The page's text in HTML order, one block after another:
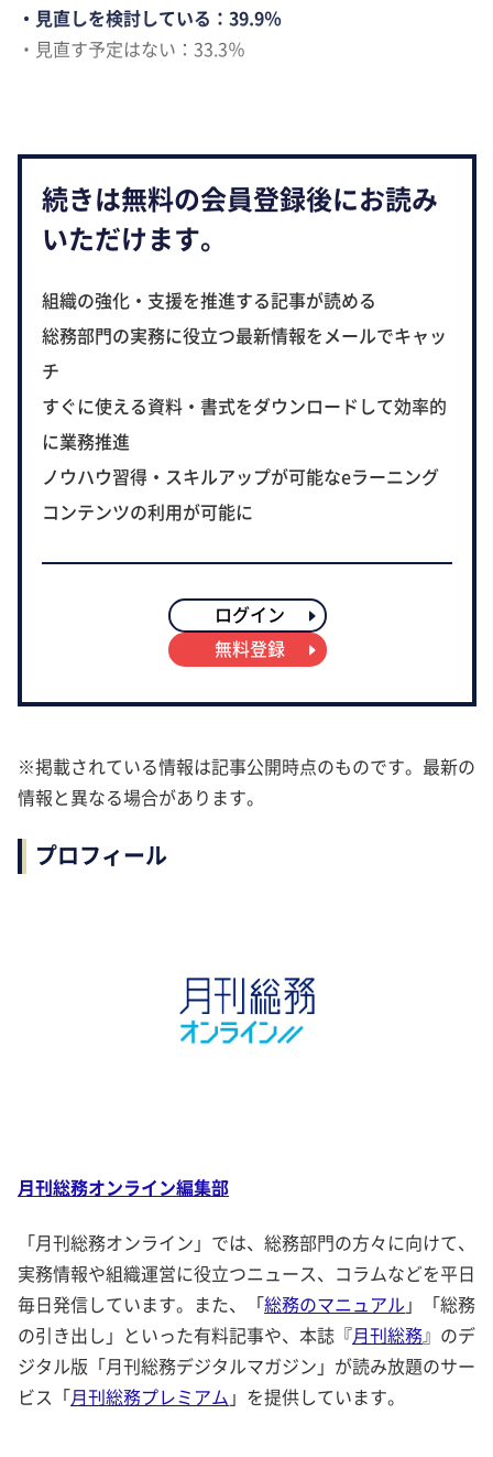
・見直しを検討している：39.9％
・見直す予定はない：33.3％
続きは無料の会員登録後にお読み
いただけます。
組織の強化・支援を推進する記事が読める
総務部門の実務に役立つ最新情報をメールでキャッ
チ
すぐに使える資料・書式をダウンロードして効率的
に業務推進
ノウハウ習得・スキルアップが可能なeラーニング
コンテンツの利用が可能に
ログイン
無料登録
※掲載されている情報は記事公開時点のものです。最新の
情報と異なる場合があります。
プロフィール
月刊総務オンライン編集部
「月刊総務オンライン」では、総務部門の方々に向けて、
実務情報や組織運営に役立つニュース、コラムなどを平日
毎日発信しています。また、「総務のマニュアル 」「総務
の引き出し」といった有料記事や、本誌『月刊総務』のデ
ジタル版「月刊総務デジタルマガジン」が読み放題のサー
ビス「月刊総務プレミアム 」を提供しています。